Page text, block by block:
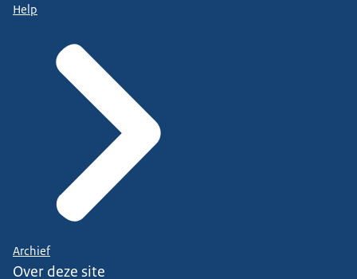
Help
Archief
Over deze site